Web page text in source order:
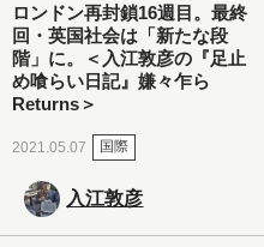
ロンドン再封鎖16週目。最終
回・英国社会は「新たな段
階」に。＜入江敦彦の『足止
め喰らい日記』嫌々乍ら
Returns＞
2021.05.07 国際
入江敦彦